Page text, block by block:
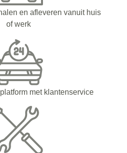
en afleveren vanuit huis
of werk
met klantenservice